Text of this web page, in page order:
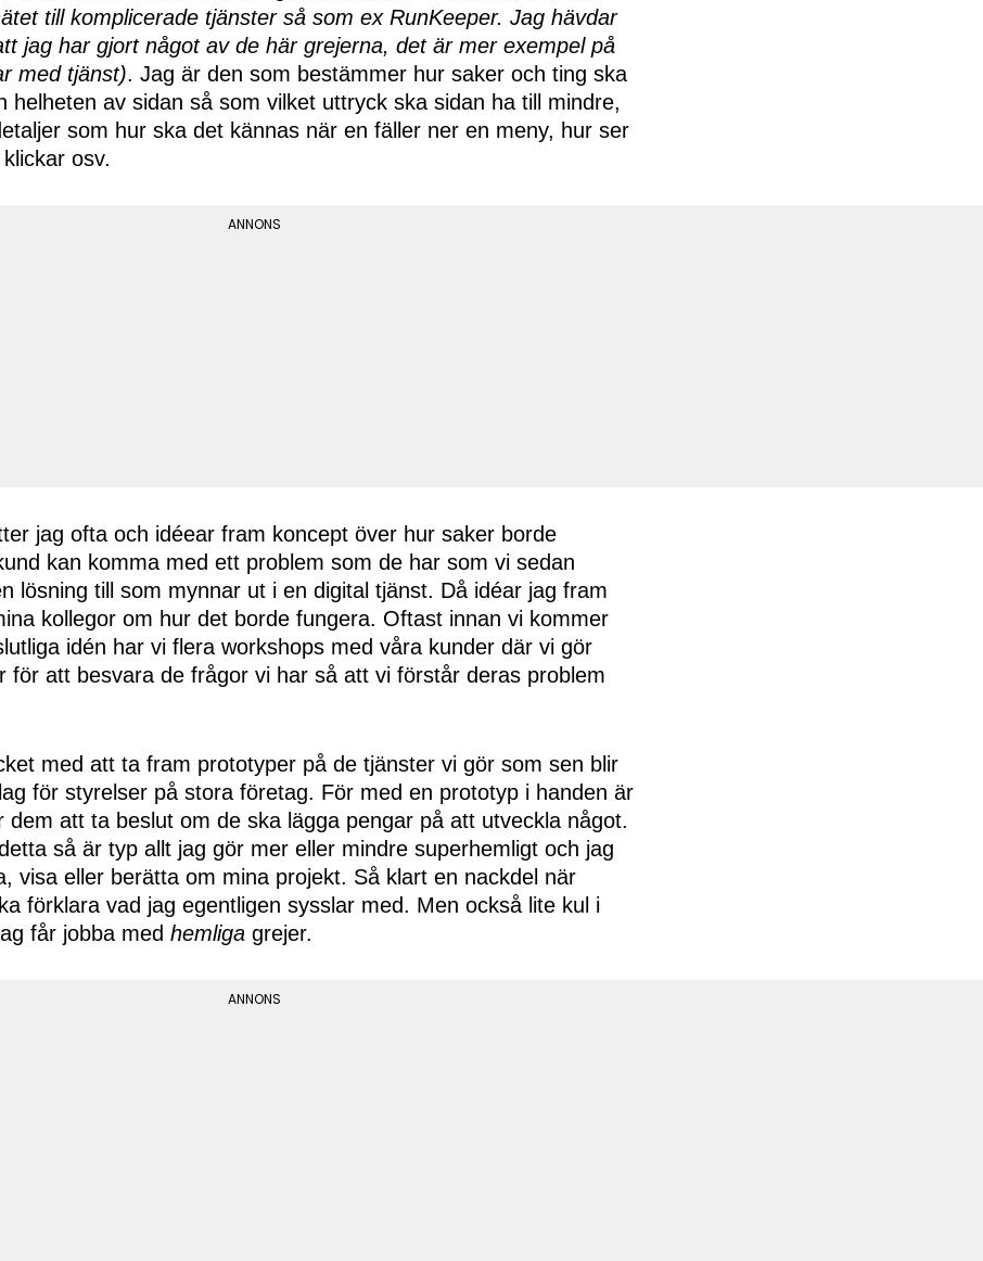
till komplicerade tjänster så som ex RunKeeper. Jag hävdar
jag har gjort något av de här grejerna, det är mer exempel på
med tjänst). Jag är den som bestämmer hur saker och ting ska
helheten av sidan så som vilket uttryck ska sidan ha till mindre,
som hur ska det kännas när en fäller ner en meny, hur ser
osv.
jag ofta och idéear fram koncept över hur saker borde
kan komma med ett problem som de har som vi sedan
lösning till som mynnar ut i en digital tjänst. Då idéar jag fram
kollegor om hur det borde fungera. Oftast innan vi kommer
idén har vi flera workshops med våra kunder där vi gör
för att besvara de frågor vi har så att vi förstår deras problem
med att ta fram prototyper på de tjänster vi gör som sen blir
för styrelser på stora företag. För med en prototyp i handen är
dem att ta beslut om de ska lägga pengar på att utveckla något.
så är typ allt jag gör mer eller mindre superhemligt och jag
visa eller berätta om mina projekt. Så klart en nackdel när
förklara vad jag egentligen sysslar med. Men också lite kul i
får jobba med hemliga grejer.